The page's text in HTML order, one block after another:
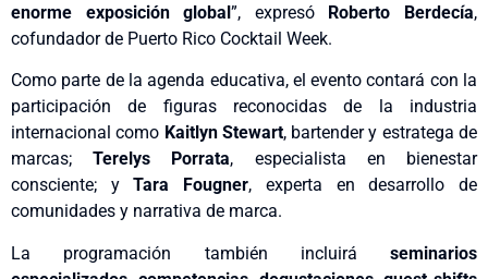
enorme exposición global”, expresó Roberto Berdecía,
cofundador de Puerto Rico Cocktail Week.
Como parte de la agenda educativa, el evento contará con la
participación de figuras reconocidas de la industria
internacional como Kaitlyn Stewart, bartender y estratega de
marcas;Terelys Porrata, especialista en bienestar
consciente; yTara Fougner, experta en desarrollo de
comunidades y narrativa de marca.
La programación también incluirá seminarios